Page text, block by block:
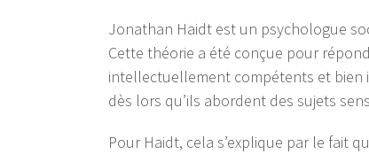
Jonathan Haidt est un psychologue
Cette théorie a été conçue pour
intellectuellement compétents et bien
dès lors qu’ils abordent des sujets
Pour Haidt, cela s’explique par le fait